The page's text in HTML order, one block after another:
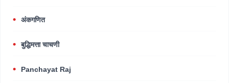
अंकगणित
बुद्धिमत्ता चाचणी
Panchayat Raj